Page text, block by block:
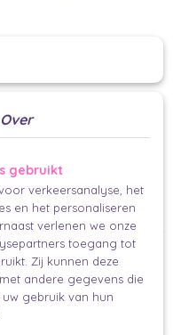
of traktaties na
frisse en sportieve uitstraling.
maakt.
Over
gebruikt
verkeersanalyse, het
en het personaliseren
verlenen we onze
toegang tot
Zij kunnen deze
andere gegevens die
gebruik van hun